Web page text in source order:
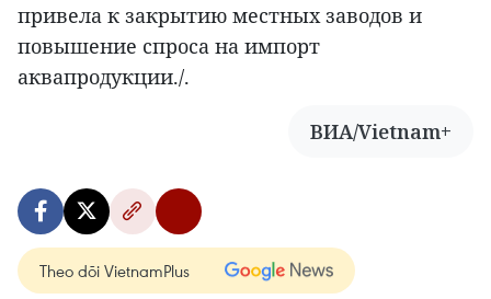
привела к закрытию местных заводов и
повышение спроса на импорт
аквапродукции./.
ВИА/Vietnam+
Theo dõi VietnamPlus